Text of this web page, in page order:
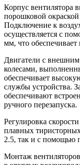
Корпус вентилятора
порошковой
Подключение к
осуществляется с
мм, что
Двигатели с
колесами,
обеспечивает
службы устройства.
обеспечивают
ручного перезапуска.
Регулировка
плавных
2.5, так и с помощью
Монтаж